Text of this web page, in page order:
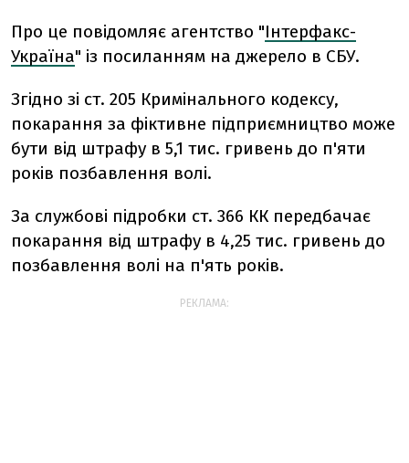
Про це повідомляє агентство "Інтерфакс-
Україна" із посиланням на джерело в СБУ.
Згідно зі ст. 205 Кримінального кодексу,
покарання за фіктивне підприємництво може
бути від штрафу в 5,1 тис. гривень до п'яти
років позбавлення волі.
За службові підробки ст. 366 КК передбачає
покарання від штрафу в 4,25 тис. гривень до
позбавлення волі на п'ять років.
РЕКЛАМА: